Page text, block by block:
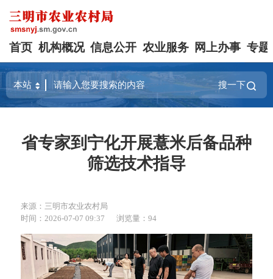
首页 机构概况 信息公开 农业服务 网上办事 专题
搜一下
省专家到宁化开展薏米后备品种
筛选技术指导
来源：三明市农业农村局
时间：2026-07-07 09:37
浏览量：94